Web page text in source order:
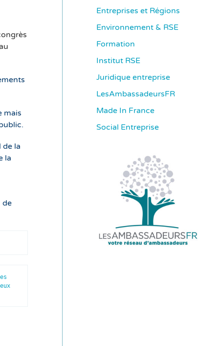
mais
de la
la
de
Entreprises et Régions
Environnement & RSE
Formation
Institut RSE
Juridique entreprise
LesAmbassadeursFR
Made In France
Social Entreprise